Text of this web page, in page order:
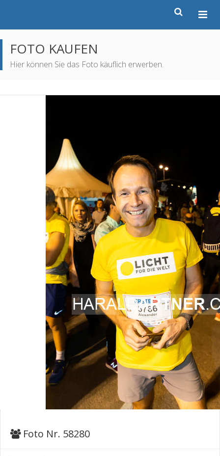
FOTO KAUFEN
Hier können Sie das Foto käuflich erwerben.
Foto Nr. 58280